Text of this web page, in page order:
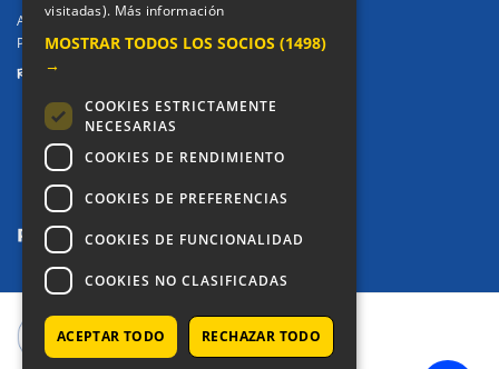
Aviso legal / Política de privacidad
Política de Cookies
REDES SOCIALES
COPYRIGHT © 2025 - COLEGIO ALKOR
visitadas). Más información
MOSTRAR TODOS LOS SOCIOS (1498)
→
COOKIES ESTRICTAMENTE
NECESARIAS
COOKIES DE RENDIMIENTO
COOKIES DE PREFERENCIAS
COOKIES DE FUNCIONALIDAD
COOKIES NO CLASIFICADAS
ACEPTAR TODO RECHAZAR TODO